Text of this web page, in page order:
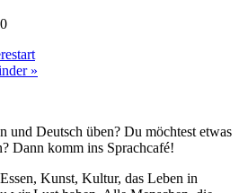
»
und Deutsch üben? Du möchtest etwas
Dann komm ins Sprachcafé!
Kunst, Kultur, das Leben in